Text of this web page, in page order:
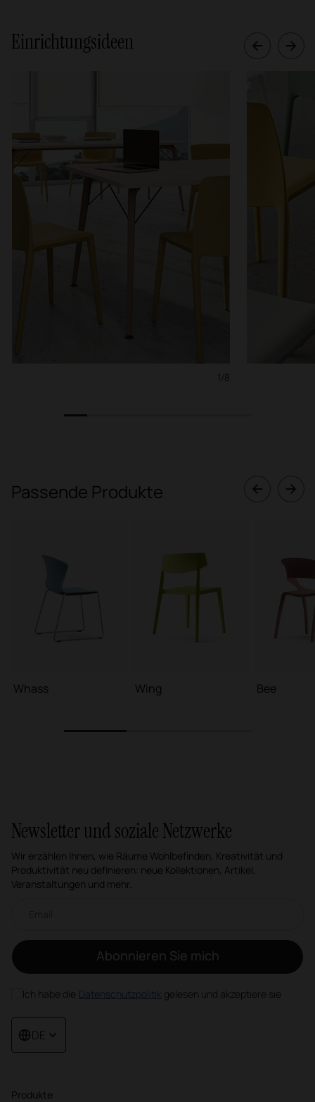
Einrichtungsideen
1/8
Passende Produkte
Whass Wing Bee
Produkte
Newsletter und soziale Netzwerke
Wir erzählen Ihnen, wie Räume Wohlbefinden, Kreativität und
Produktivität neu definieren: neue Kollektionen, Artikel,
Veranstaltungen und mehr.
Abonnieren Sie mich
Ich habe die Datenschutzpolitik gelesen und akzeptiere sie
DE